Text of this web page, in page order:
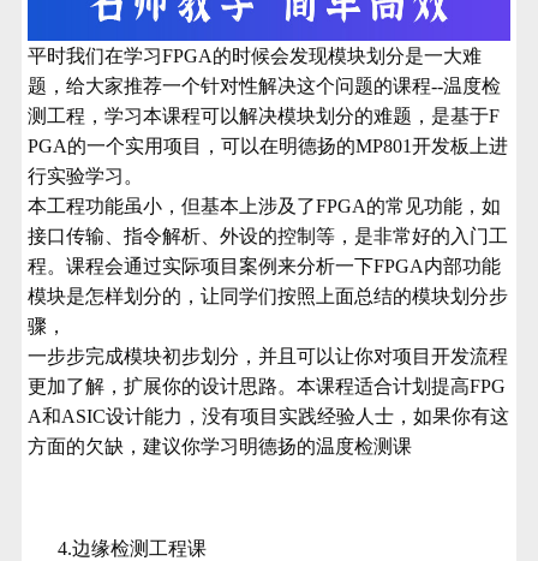
平时我们在学习FPGA的时候会发现模块划分是一大难
题，给大家推荐一个针对性解决这个问题的课程--温度检
测工程，学习本课程可以解决模块划分的难题，是基于F
PGA的一个实用项目，可以在明德扬的MP801开发板 上进
行实验学习。
本工程功能虽小，但基本上涉及了FPGA的常见功能，如
接口传输、指令解析、外设的控制等，是非常好的入门工
程。课程会通过实际项目案例来分析一下FPGA内部功能
模块是怎样划分的 ，让同学们按照上面总结的模块划分步
骤，
一步步完成模块初步划分 ，并且可以让你对项目开发流程
更加了解 ，扩展你的设计思路。本课程适合计划提高FPG
A和ASIC设计能力，没有项目实践经验人士，如果你有这
方面的欠缺，建议你学习明德扬的温度检测课
4.边缘检测工程课